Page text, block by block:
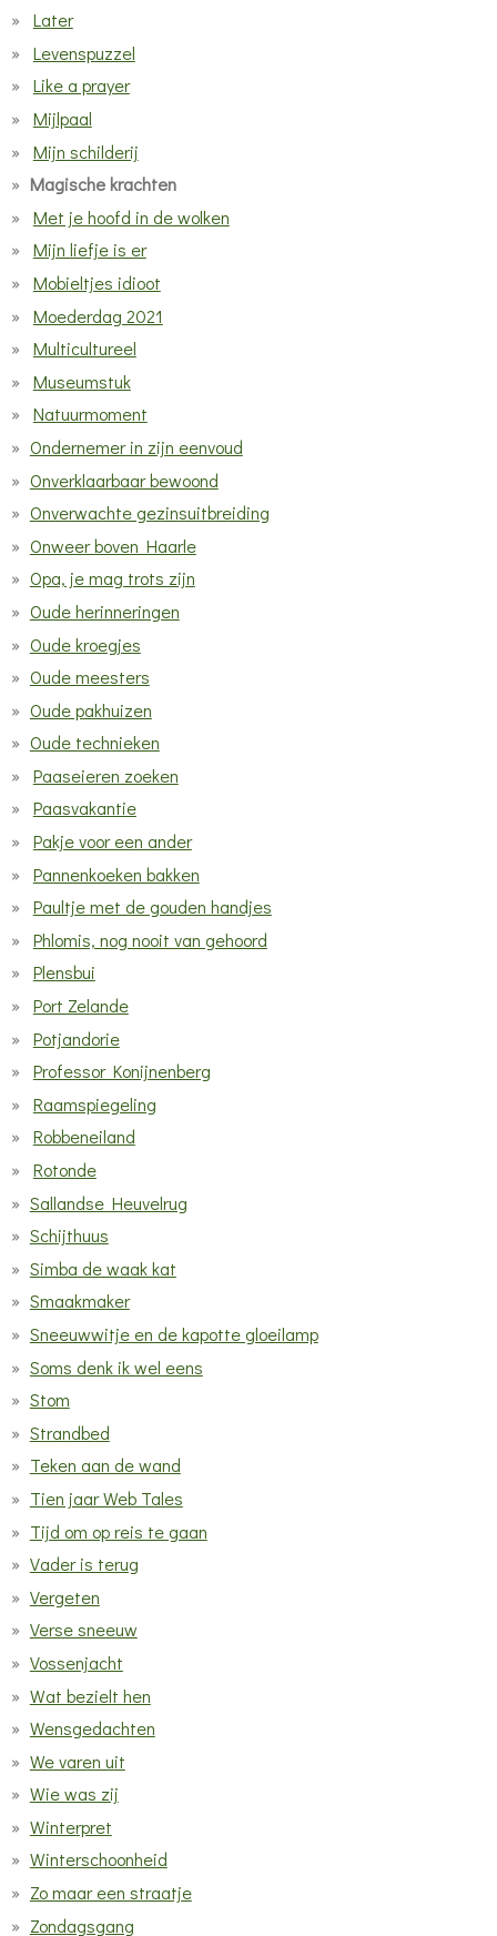
Later
Levenspuzzel
Like a prayer
Mijlpaal
Mijn schilderij
Magische krachten
Met je hoofd in de wolken
Mijn liefje is er
Mobieltjes idioot
Moederdag 2021
Multicultureel
Museumstuk
Natuurmoment
Ondernemer in zijn eenvoud
Onverklaarbaar bewoond
Onverwachte gezinsuitbreiding
Onweer boven Haarle
Opa, je mag trots zijn
Oude herinneringen
Oude kroegjes
Oude meesters
Oude pakhuizen
Oude technieken
Paaseieren zoeken
Paasvakantie
Pakje voor een ander
Pannenkoeken bakken
Paultje met de gouden handjes
Phlomis, nog nooit van gehoord
Plensbui
Port Zelande
Potjandorie
Professor Konijnenberg
Raamspiegeling
Robbeneiland
Rotonde
Sallandse Heuvelrug
Schijthuus
Simba de waak kat
Smaakmaker
Sneeuwwitje en de kapotte gloeilamp
Soms denk ik wel eens
Stom
Strandbed
Teken aan de wand
Tien jaar Web Tales
Tijd om op reis te gaan
Vader is terug
Vergeten
Verse sneeuw
Vossenjacht
Wat bezielt hen
Wensgedachten
We varen uit
Wie was zij
Winterpret
Winterschoonheid
Zo maar een straatje
Zondagsgang